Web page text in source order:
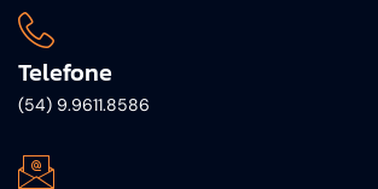
Telefone
(54) 9.9611.8586